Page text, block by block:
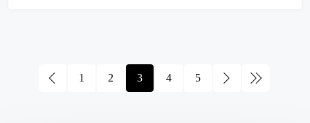
1 2 3 4 5